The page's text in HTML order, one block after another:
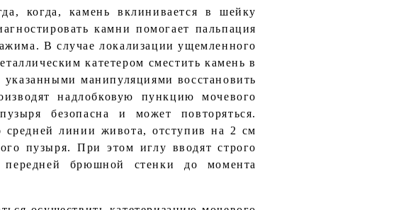
когда, камень вклинивается в шейку
камни помогает пальпация
В случае локализации ущемленного
катетером сместить камень в
манипуляциями восстановить
надлобковую пункцию мочевого
безопасна и может повторяться.
линии живота, отступив на 2 см
пузыря. При этом иглу вводят строго
брюшной стенки до момента